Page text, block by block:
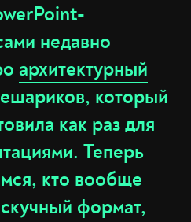
недавно
архитектурный
который
как раз для
Теперь
кто вообще
формат,